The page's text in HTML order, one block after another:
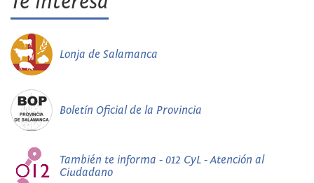
Lonja de Salamanca
Boletín Oficial de la Provincia
También te informa - 012 CyL - Atención al
Ciudadano